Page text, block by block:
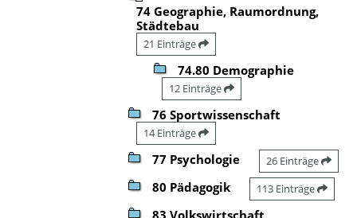
74 Geographie, Raumordnung,
Städtebau
21 Einträge
74.80 Demographie
12 Einträge
76 Sportwissenschaft
14 Einträge
77 Psychologie 26 Einträge
80 Pädagogik 113 Einträge
83 Volkswirtschaft